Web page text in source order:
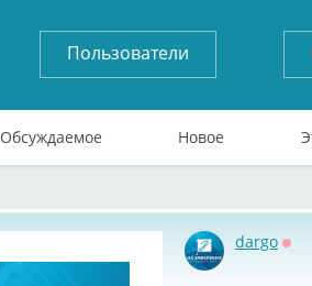
Пользователи
Обсуждаемое Новое
dargo